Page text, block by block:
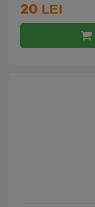
20 LEI